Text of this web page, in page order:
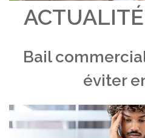
Bail
éviter